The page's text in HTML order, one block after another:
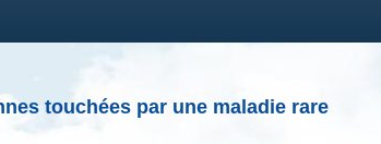
touchées par une maladie rare